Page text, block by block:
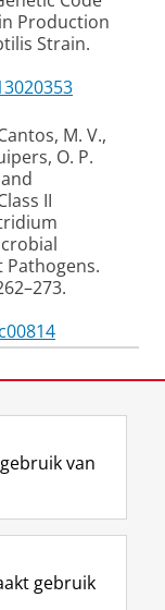
Production
Strain.
M. V.,
O. P.
II
Pathogens.
M., De
of gene
procyclic
the
A., &
I
n
t
Y
o
T
van
gebruik